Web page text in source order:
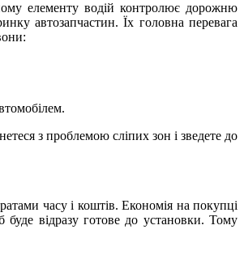
елементу водій контролює дорожню
автозапчастин. Їх головна перевага
з проблемою сліпих зон і зведете до
часу і коштів. Економія на покупці
відразу готове до установки. Тому